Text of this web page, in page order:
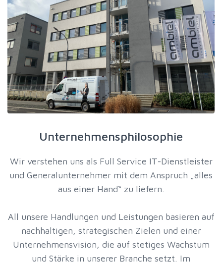
Unternehmensphilosophie
Wir verstehen uns als Full Service IT-Dienstleister
und Generalunternehmer mit dem Anspruch „alles
aus einer Hand“ zu liefern.
All unsere Handlungen und Leistungen basieren auf
nachhaltigen, strategischen Zielen und einer
Unternehmensvision, die auf stetiges Wachstum
und Stärke in unserer Branche setzt. Im